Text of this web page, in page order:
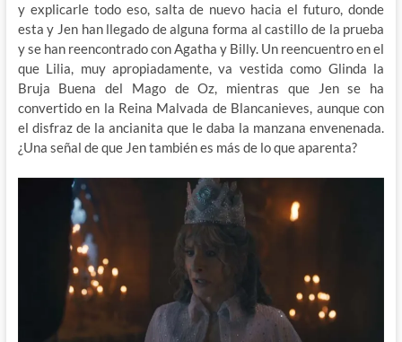
y explicarle todo eso, salta de nuevo hacia el futuro, donde
esta y Jen han llegado de alguna forma al castillo de la prueba
y se han reencontrado con Agatha y Billy. Un reencuentro en el
que Lilia, muy apropiadamente, va vestida como Glinda la
Bruja Buena del Mago de Oz, mientras que Jen se ha
convertido en la Reina Malvada de Blancanieves, aunque con
el disfraz de la ancianita que le daba la manzana envenenada.
¿Una señal de que Jen también es más de lo que aparenta?